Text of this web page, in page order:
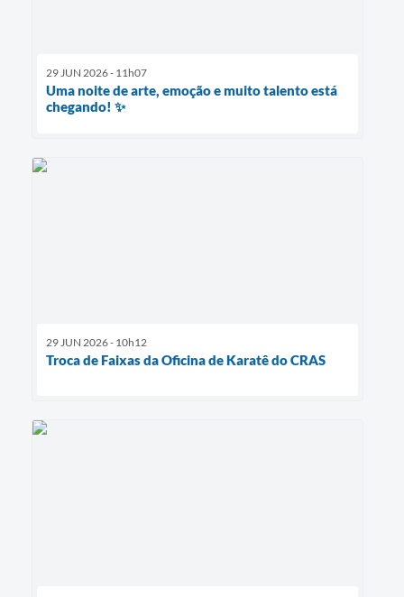
29 JUN 2026 - 11h07
Uma noite de arte, emoção e muito talento está
chegando! ✨
29 JUN 2026 - 10h12
Troca de Faixas da Oficina de Karatê do CRAS